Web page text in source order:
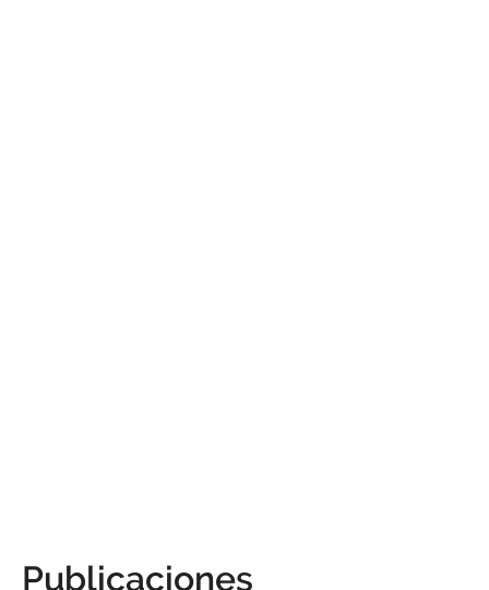
Publicaciones